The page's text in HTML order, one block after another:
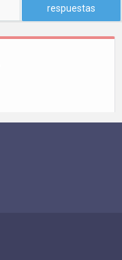
respuestas